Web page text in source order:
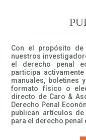
Con el propósito
nuestros
el derecho penal
participa
manuales, boletines
formato físico o
directo de Caro &
Derecho Penal
publican artículos
para el derecho penal